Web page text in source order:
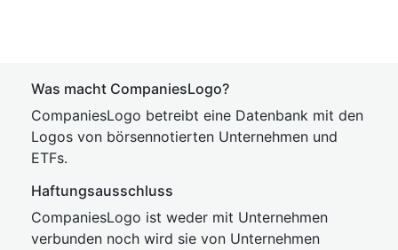
Was macht CompaniesLogo?
CompaniesLogo betreibt eine Datenbank mit den
Logos von börsennotierten Unternehmen und
ETFs.
Haftungsausschluss
CompaniesLogo ist weder mit Unternehmen
verbunden noch wird sie von Unternehmen